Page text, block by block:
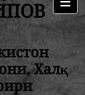
Халқ